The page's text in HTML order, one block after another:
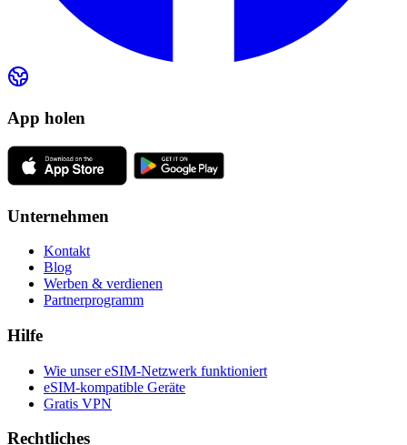
App holen
Unternehmen
Kontakt
Blog
Werben & verdienen
Partnerprogramm
Hilfe
Wie unser eSIM-Netzwerk funktioniert
eSIM-kompatible Geräte
Gratis VPN
Rechtliches